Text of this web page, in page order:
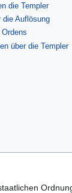
die Templer
die Auflösung
über die Templer